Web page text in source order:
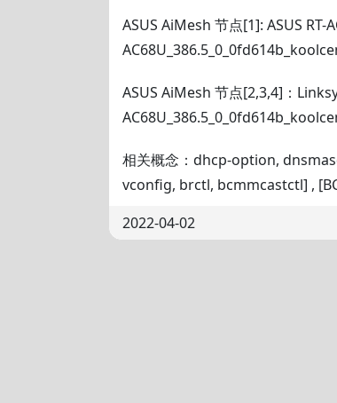
ASUS AiMesh 节点[1]: ASUS RT-
ASUS AiMesh 节点[2,3,4]：
相关概念：dhcp-option,
vconfig, brctl, bcmmcastctl] ,
2022-04-02